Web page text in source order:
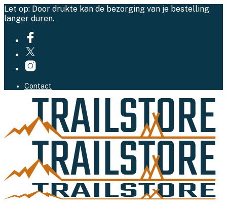
Let op: Door drukte kan de bezorging van je bestelling
langer duren.
Contact